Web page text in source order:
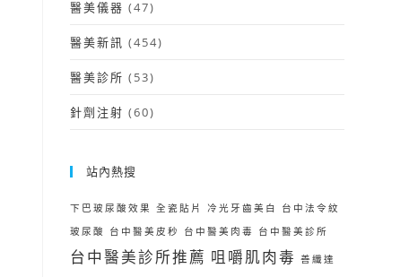
醫美儀器 (47)
醫美新訊 (454)
醫美診所 (53)
針劑注射 (60)
站內熱搜
下巴玻尿酸效果 全瓷貼片 冷光牙齒美白
台中法令紋
玻尿酸
台中醫美皮秒 台中醫美肉毒 台中醫美診所
台中醫美診所推薦 咀嚼肌肉毒 善纖達